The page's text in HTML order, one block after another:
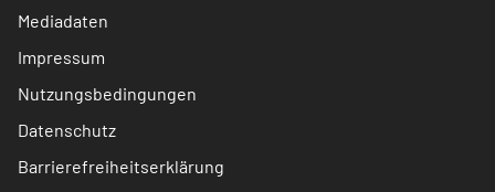
Mediadaten
Impressum
Nutzungsbedingungen
Datenschutz
Barrierefreiheitserklärung